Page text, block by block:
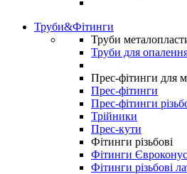
Труби&Фітинги
Труби
Труби для
Прес-фітинги для
Прес-фітинги
Прес-фітинги
Трійники
Прес-кути
Фітинги різьбові
Фітинги Євроконус
Фітинги різьбові